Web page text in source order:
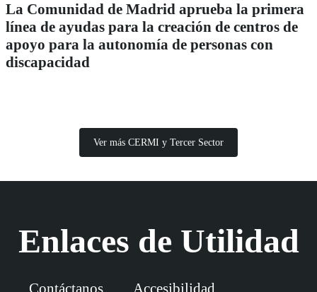
La Comunidad de Madrid aprueba la primera
línea de ayudas para la creación de centros de
apoyo para la autonomía de personas con
discapacidad
Ver más CERMI y Tercer Sector
Enlaces de Utilidad